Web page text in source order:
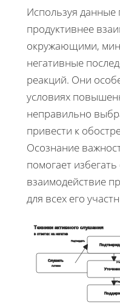
Используя
продуктивнее
окружающими,
негативные
реакций. Они
условиях
неправильно
привести к
Осознание
помогает
взаимодействие
для всех его
Техники активного слушания
в ответах на негатив
Слушать
Активно
Подтвердить